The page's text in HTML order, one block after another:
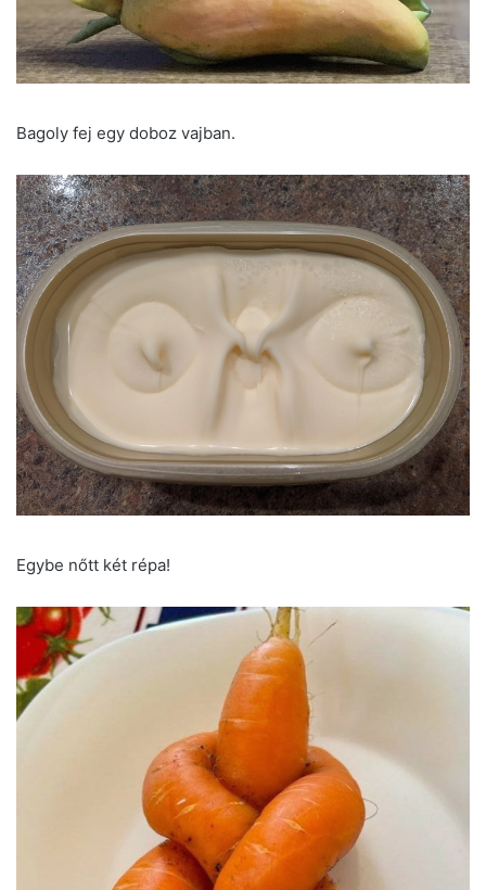
Bagoly fej egy doboz vajban.
Egybe nőtt két répa!